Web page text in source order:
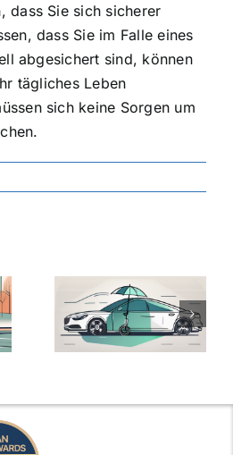
dass Sie sich sicherer
dass Sie im Falle eines
abgesichert sind, können
tägliches Leben
sich keine Sorgen um